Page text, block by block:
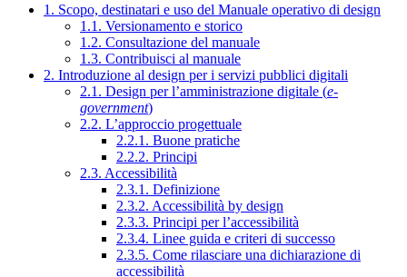
1. Scopo, destinatari e uso del Manuale operativo di design
1.1. Versionamento e storico
1.2. Consultazione del manuale
1.3. Contribuisci al manuale
2. Introduzione al design per i servizi pubblici digitali
2.1. Design per l’amministrazione digitale (e-
government)
2.2. L’approccio progettuale
2.2.1. Buone pratiche
2.2.2. Principi
2.3. Accessibilità
2.3.1. Definizione
2.3.2. Accessibilità by design
2.3.3. Principi per l’accessibilità
2.3.4. Linee guida e criteri di successo
2.3.5. Come rilasciare una dichiarazione di
accessibilità